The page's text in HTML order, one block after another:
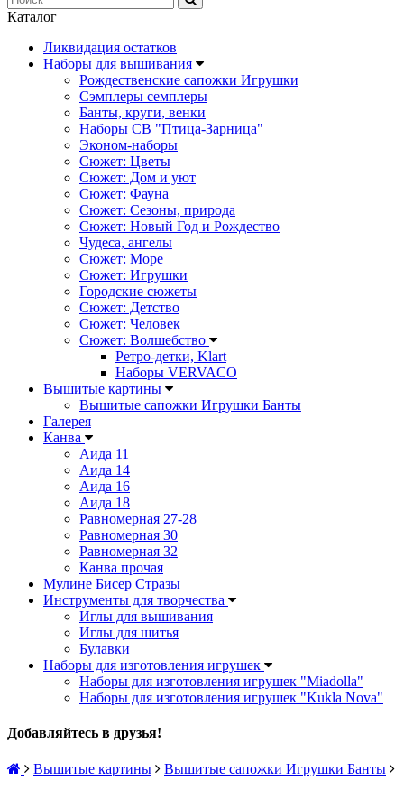
Каталог
Ликвидация остатков
Наборы для вышивания
Рождественские сапожки Игрушки
Сэмплеры семплеры
Банты, круги, венки
Наборы СВ "Птица-Зарница"
Эконом-наборы
Сюжет: Цветы
Сюжет: Дом и уют
Сюжет: Фауна
Сюжет: Сезоны, природа
Сюжет: Новый Год и Рождество
Чудеса, ангелы
Сюжет: Море
Сюжет: Игрушки
Городские сюжеты
Сюжет: Детство
Сюжет: Человек
Сюжет: Волшебство
Ретро-детки, Klart
Наборы VERVACO
Вышитые картины
Вышитые сапожки Игрушки Банты
Галерея
Канва
Аида 11
Аида 14
Аида 16
Аида 18
Равномерная 27-28
Равномерная 30
Равномерная 32
Канва прочая
Мулине Бисер Стразы
Инструменты для творчества
Иглы для вышивания
Иглы для шитья
Булавки
Наборы для изготовления игрушек
Наборы для изготовления игрушек "Miadolla"
Наборы для изготовления игрушек "Kukla Nova"
Добавляйтесь в друзья!
Вышитые картины Вышитые сапожки Игрушки Банты